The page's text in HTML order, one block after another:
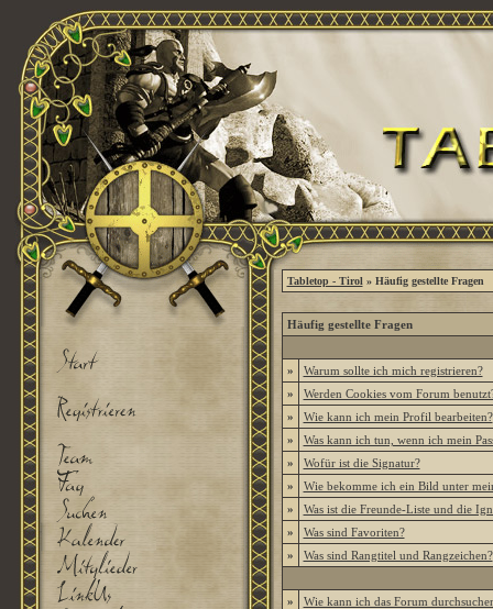
Tabletop - Tirol » Häufig gestellte Fragen
Häufig gestellte Fragen
»
Warum sollte ich mich registrieren?
»
Werden Cookies vom Forum
»
Wie kann ich mein Profil bearbeiten?
»
Was kann ich tun, wenn ich mein
»
Wofür ist die Signatur?
»
Wie bekomme ich ein Bild unter
»
Was ist die Freunde-Liste und die
»
Was sind Favoriten?
»
Was sind Rangtitel und Rangzeichen?
»
Wie kann ich das Forum